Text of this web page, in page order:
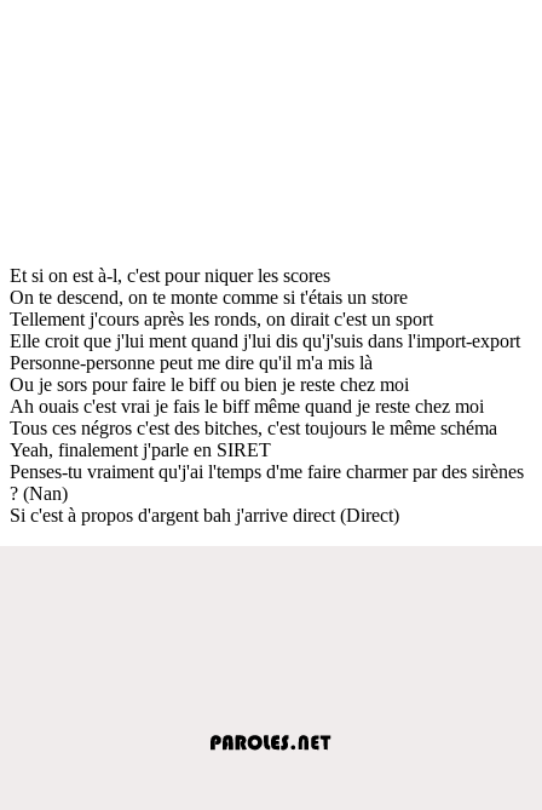
Et si on est à-l, c'est pour niquer les scores
On te descend, on te monte comme si t'étais un store
Tellement j'cours après les ronds, on dirait c'est un sport
Elle croit que j'lui ment quand j'lui dis qu'j'suis dans l'import-export
Personne-personne peut me dire qu'il m'a mis là
Ou je sors pour faire le biff ou bien je reste chez moi
Ah ouais c'est vrai je fais le biff même quand je reste chez moi
Tous ces négros c'est des bitches, c'est toujours le même schéma
Yeah, finalement j'parle en SIRET
Penses-tu vraiment qu'j'ai l'temps d'me faire charmer par des sirènes
? (Nan)
Si c'est à propos d'argent bah j'arrive direct (Direct)